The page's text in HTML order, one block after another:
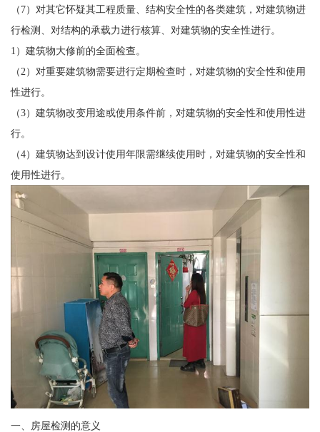
（7）对其它怀疑其工程质量、结构安全性的各类建筑，对建筑物进
行检测、对结构的承载力进行核算、对建筑物的安全性进行。
1）建筑物大修前的全面检查。
（2）对重要建筑物需要进行定期检查时，对建筑物的安全性和使用
性进行。
（3）建筑物改变用途或使用条件前，对建筑物的安全性和使用性进
行。
（4）建筑物达到设计使用年限需继续使用时，对建筑物的安全性和
使用性进行。
一、房屋检测的意义